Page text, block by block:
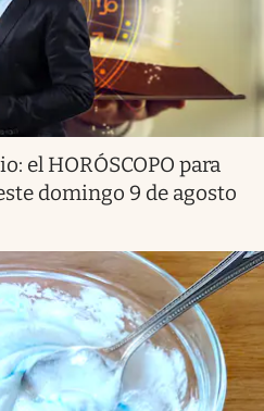
el HORÓSCOPO para
domingo 9 de agosto